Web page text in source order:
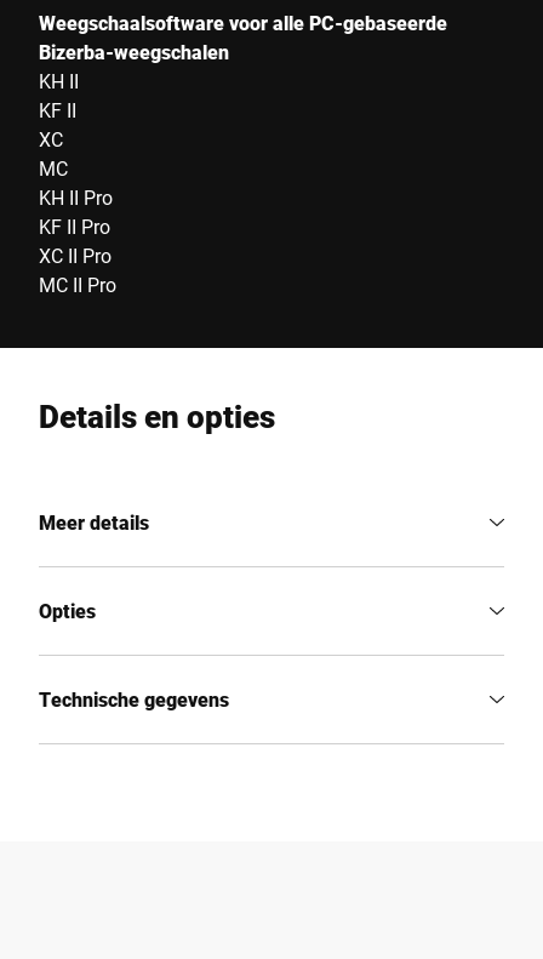
Weegschaalsoftware voor alle PC-gebaseerde
Bizerba-weegschalen
KH II
KF II
XC
MC
KH II Pro
KF II Pro
XC II Pro
MC II Pro
Details en opties
Meer details
Opties
Technische gegevens